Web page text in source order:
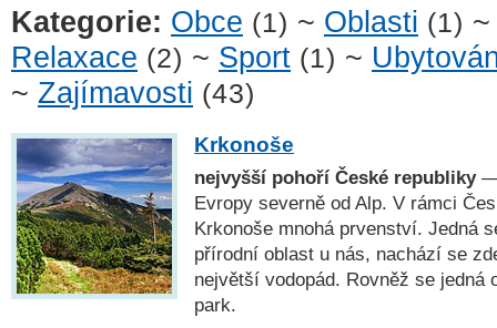
Kategorie: Obce (1) ~ Oblasti (1)
Relaxace (2) ~ Sport (1) ~
~ Zajímavosti (43)
Krkonoše
nejvyšší pohoří České republiky—
Evropy severně od Alp. V rámci
Krkonoše mnohá prvenství. Jedná
přírodní oblast u nás, nachází se
největší vodopád. Rovněž se jedná
park.